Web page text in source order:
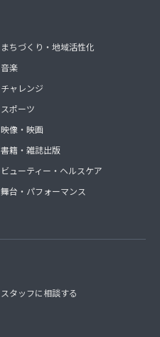
まちづくり・地域活性化
音楽
チャレンジ
スポーツ
映像・映画
書籍・雑誌出版
ビューティー・ヘルスケア
舞台・パフォーマンス
スタッフに相談する